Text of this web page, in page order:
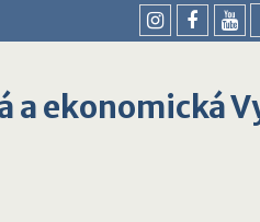
a ekonomická